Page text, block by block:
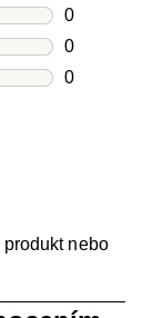
Počet
0
Počet
0
Počet
0
nebo